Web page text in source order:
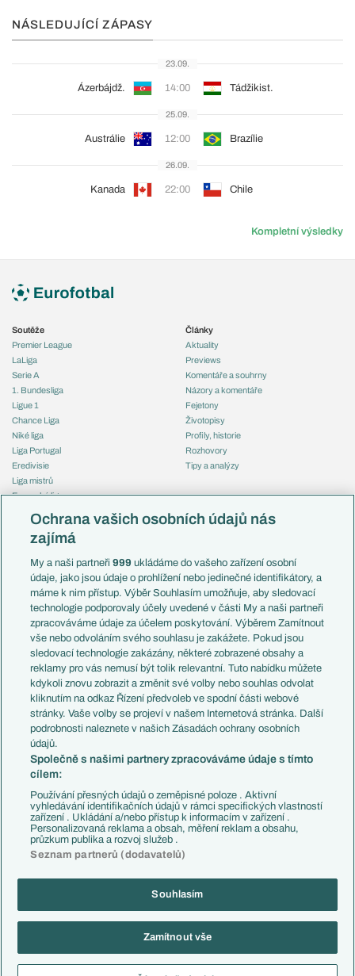
NÁSLEDUJÍCÍ ZÁPASY
23.09.
Ázerbájdž. 14:00 Tádžikist.
25.09.
Austrálie 12:00 Brazílie
26.09.
Kanada 22:00 Chile
Kompletní výsledky
Soutěže
Premier League
LaLiga
Serie A
1. Bundesliga
Ligue 1
Chance Liga
Niké liga
Liga Portugal
Eredivisie
Liga mistrů
Evropská liga
Mistrovství světa
Liga národů
Témata
Představení týmů MS
EuroSkauting
PL v kostce
Evropské koeficienty
Přestupy
Přestupové spekulace
Zranění
Kluby
Arsenal FC
Chelsea FC
Manchester United
AC Milán
Juventus FC
Bayern Mnichov
FC Barcelona
Real Madrid
Články
Aktuality
Previews
Komentáře a souhrny
Názory a komentáře
Fejetony
Životopisy
Profily, historie
Rozhovory
Tipy a analýzy
Česko
Francie
Itálie
Německo
Španělsko
Argentina
Brazílie
Přestupy
Zápasy
Livescore
Tipovací soutěž
Copyright © 2001-2026 EuroFotbal.cz. Využíváme zpravodajství ČTK.
Informace o zpracování osobních údajů
Ochrana vašich osobních údajů nás
zajímá
My a naši partneři999 ukládáme do vašeho zařízení osobní
údaje, jako jsou údaje o prohlížení nebo jedinečné identifikátory, a
máme k nim přístup. Výběr Souhlasím umožňuje, aby sledovací
technologie podporovaly účely uvedené v části My a naši partneři
zpracováváme údaje za účelem poskytování. Výběrem Zamítnout
vše nebo odvoláním svého souhlasu je zakážete. Pokud jsou
sledovací technologie zakázány, některé zobrazené obsahy a
reklamy pro vás nemusí být tolik relevantní. Tuto nabídku můžete
kdykoli znovu zobrazit a změnit své volby nebo souhlas odvolat
kliknutím na odkaz Řízení předvoleb ve spodní části webové
stránky. Vaše volby se projeví v našem Internetová stránka. Další
podrobnosti naleznete v našich Zásadách ochrany osobních
údajů.
Společně s našimi partnery zpracováváme údaje s tímto
cílem:
Používání přesných údajů o zeměpisné poloze . Aktivní
vyhledávání identifikačních údajů v rámci specifických vlastností
zařízení . Ukládání a/nebo přístup k informacím v zařízení .
Personalizovaná reklama a obsah, měření reklam a obsahu,
průzkum publika a rozvoj služeb .
Seznam partnerů (dodavatelů)
Souhlasím
Zamítnout vše